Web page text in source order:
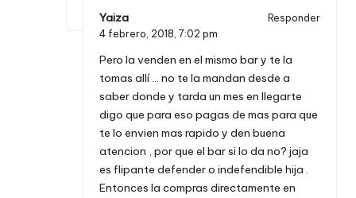
Yaiza
Responder
4 febrero, 2018, 7:02 pm
Pero la venden en el mismo bar y te la
tomas allí … no te la mandan desde a
saber donde y tarda un mes en llegarte
digo que para eso pagas de mas para que
te lo envien mas rapido y den buena
atencion , por que el bar si lo da no? jaja
es flipante defender o indefendible hija .
Entonces la compras directamente en